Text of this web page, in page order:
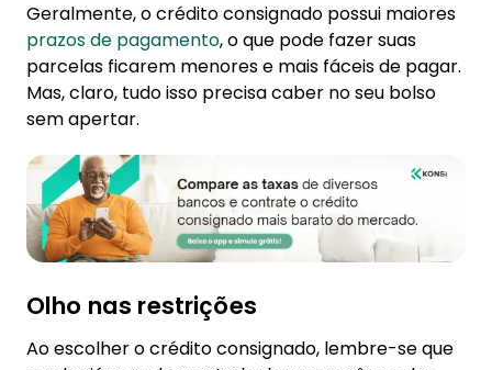
Geralmente, o crédito consignado possui maiores
prazos de pagamento, o que pode fazer suas
parcelas ficarem menores e mais fáceis de pagar.
Mas, claro, tudo isso precisa caber no seu bolso
sem apertar.
Olho nas restrições
Ao escolher o crédito consignado, lembre-se que